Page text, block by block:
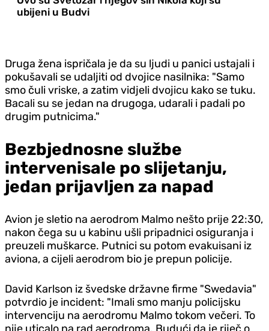
ubijeni u Budvi
Druga žena ispričala je da su ljudi u panici ustajali i
pokušavali se udaljiti od dvojice nasilnika: "Samo
smo čuli vriske, a zatim vidjeli dvojicu kako se tuku.
Bacali su se jedan na drugoga, udarali i padali po
drugim putnicima."
Bezbjednosne službe
intervenisale po slijetanju,
jedan prijavljen za napad
Avion je sletio na aerodrom Malmo nešto prije 22:30,
nakon čega su u kabinu ušli pripadnici osiguranja i
preuzeli muškarce. Putnici su potom evakuisani iz
aviona, a cijeli aerodrom bio je prepun policije.
David Karlson iz švedske državne firme "Swedavia"
potvrdio je incident: "Imali smo manju policijsku
intervenciju na aerodromu Malmo tokom večeri. To